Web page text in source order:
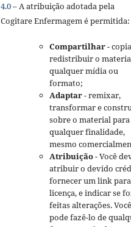
4.0– A atribuição adotada pela
Cogitare Enfermagem é permitida:
Compartilhar-
redistribuir o
qualquer mídia ou
formato;
Adaptar- remixar,
transformar e
sobre o material para
qualquer finalidade,
mesmo
Atribuição- Você
atribuir o devido
fornecer um link
licença, e indicar se
feitas alterações. Você
pode fazê-lo de